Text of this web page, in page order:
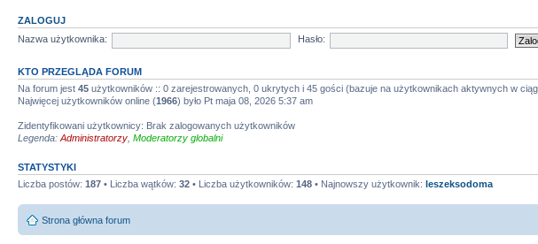
ZALOGUJ
Nazwa użytkownika:
Hasło:
KTO PRZEGLĄDA FORUM
Na forum jest 45 użytkowników :: 0 zarejestrowanych, 0 ukrytych i 45 gości (bazuje na użytkownikach aktywnych w
Najwięcej użytkowników online (1966) było Pt maja 08, 2026 5:37 am
Zidentyfikowani użytkownicy: Brak zalogowanych użytkowników
Legenda: Administratorzy Moderatorzy globalni
STATYSTYKI
Liczba postów: 187 • Liczba wątków: 32 • Liczba użytkowników: 148 • Najnowszy użytkownik: leszeksodoma
Strona główna forum